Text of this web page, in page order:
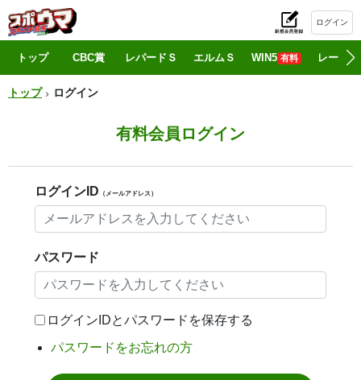
ログイン
トップ CBC賞 レパードＳ エルムＳ WIN5 有料 レース
トップ ログイン
有料会員ログイン
ログインID （メールアドレス）
パスワード
ログインIDとパスワードを保存する
パスワードをお忘れの方